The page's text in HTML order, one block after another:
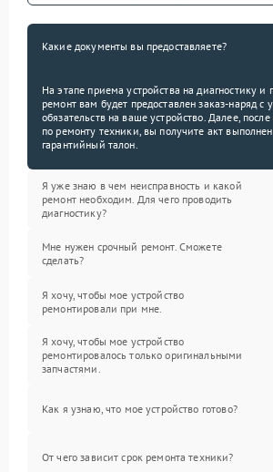
Какие документы вы предоставляете?
На этапе приема устройства на диагностику
ремонт вам будет предоставлен заказ-наряд с
обязательств на ваше устройство. Далее,
по ремонту техники, вы получите акт
гарантийный талон.
Я уже знаю в чем неисправность и какой
ремонт необходим. Для чего проводить
диагностику?
Мне нужен срочный ремонт. Сможете
сделать?
Я хочу, чтобы мое устройство
ремонтировали при мне.
Я хочу, чтобы мое устройство
ремонтировалось только оригинальными
запчастями.
Как я узнаю, что мое устройство готово?
От чего зависит срок ремонта техники?